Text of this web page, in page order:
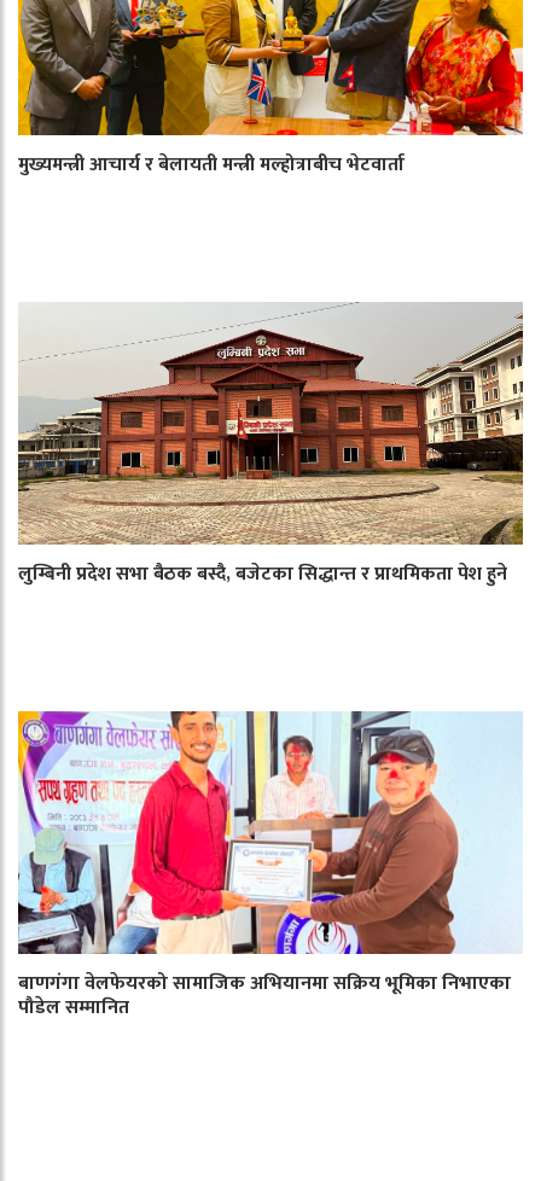
मुख्यमन्त्री आचार्य र बेलायती मन्त्री मल्होत्राबीच भेटवार्ता
लुम्बिनी प्रदेश सभा बैठक बस्दै, बजेटका सिद्धान्त र प्राथमिकता पेश हुने
बाणगंगा वेलफेयरको सामाजिक अभियानमा सक्रिय भूमिका निभाएका
पौडेल सम्मानित